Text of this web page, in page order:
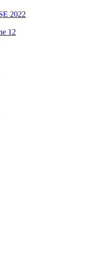
2022
12